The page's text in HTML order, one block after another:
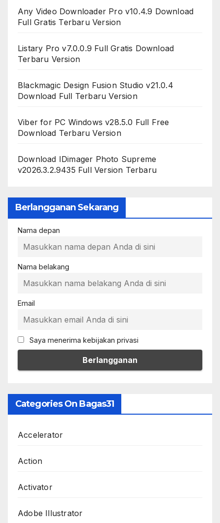
Any Video Downloader Pro v10.4.9 Download
Full Gratis Terbaru Version
Listary Pro v7.0.0.9 Full Gratis Download
Terbaru Version
Blackmagic Design Fusion Studio v21.0.4
Download Full Terbaru Version
Viber for PC Windows v28.5.0 Full Free
Download Terbaru Version
Download IDimager Photo Supreme
v2026.3.2.9435 Full Version Terbaru
Berlangganan Sekarang
Nama depan
Nama belakang
Email
Saya menerima kebijakan privasi
Categories On Bagas31
Accelerator
Action
Activator
Adobe Illustrator